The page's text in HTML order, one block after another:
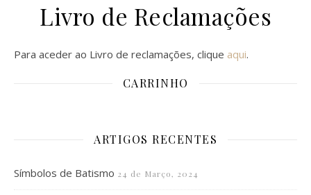
Livro de Reclamações
Para aceder ao Livro de reclamações, clique aqui.
CARRINHO
ARTIGOS RECENTES
Símbolos de Batismo 24 de Março, 2024